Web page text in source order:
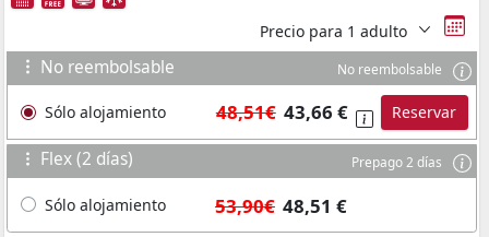
Precio para 1 adulto
No reembolsable No reembolsable
Sólo alojamiento 48,51€ 43,66 € Reservar
Flex (2 días) Prepago 2 días
Sólo alojamiento 53,90€ 48,51 €